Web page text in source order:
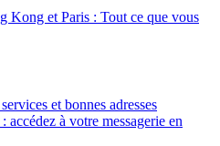
Kong et Paris : Tout ce que vous
et bonnes adresses
à votre messagerie en